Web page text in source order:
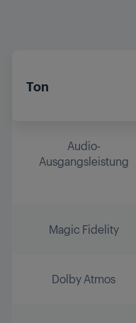
Ton
Audio-
Ausgangsleistung
Magic Fidelity
Dolby Atmos